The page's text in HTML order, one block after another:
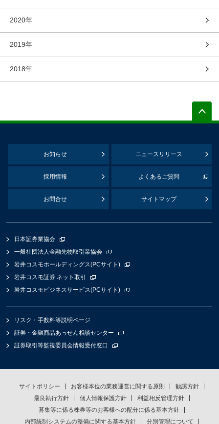
2020年
2019年
2018年
お知らせ ニュースリリース
採用情報 よくあるご質問
お問合せ サイトマップ
日本証券業協会
一般社団法人金融先物取引業協会
岩井コスモホールディングス(PCサイト)
岩井コスモ証券 ネット取引
岩井コスモビジネスサービス(PCサイト)
リスク・手数料等説明ページ
証券・金融商品あっせん相談センター
証券取引等監視委員会情報受付窓口
サイトポリシー お客様本位の業務運営に関する原則
勧誘方針
最良執行方針
個人情報保護方針
利益相反管理方針
募集等に係る株券等のお客様への配分に係る基本方針
内部統制システムの整備に関する基本方針
分別管理について